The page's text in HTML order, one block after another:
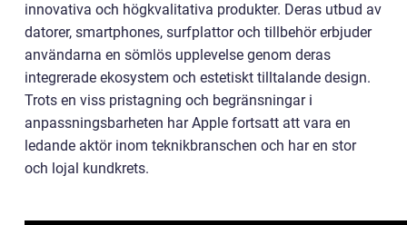
innovativa och högkvalitativa produkter. Deras utbud av
datorer, smartphones, surfplattor och tillbehör erbjuder
användarna en sömlös upplevelse genom deras
integrerade ekosystem och estetiskt tilltalande design.
Trots en viss pristagning och begränsningar i
anpassningsbarheten har Apple fortsatt att vara en
ledande aktör inom teknikbranschen och har en stor
och lojal kundkrets.